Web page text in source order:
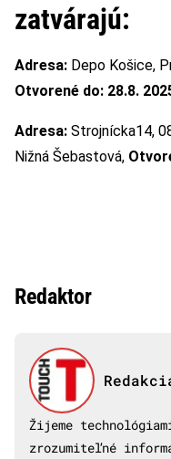
zatvárajú:
Adresa: Depo Košice,
Otvorené do: 28.8.
Adresa: Strojnícka14,
Nižná Šebastová,
Redaktor
Žijeme
zrozumiteľné